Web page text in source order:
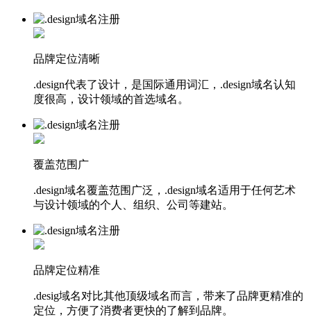
品牌定位清晰
.design代表了设计，是国际通用词汇，.design域名认知
度很高，设计领域的首选域名。
覆盖范围广
.design域名覆盖范围广泛，.design域名适用于任何艺术
与设计领域的个人、组织、公司等建站。
品牌定位精准
.desig域名对比其他顶级域名而言，带来了品牌更精准的
定位，方便了消费者更快的了解到品牌。